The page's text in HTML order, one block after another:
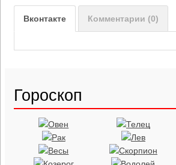
Вконтакте Комментарии (0)
Гороскоп